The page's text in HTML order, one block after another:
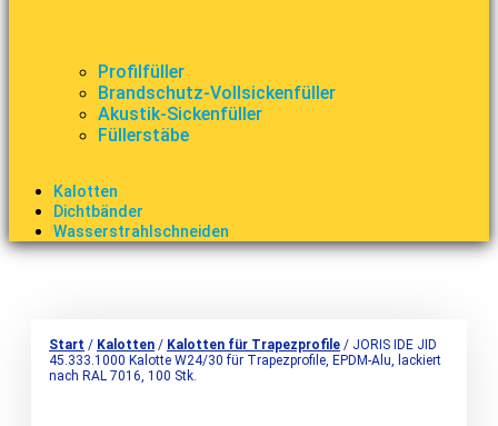
Profilfüller
Brandschutz-Vollsickenfüller
Akustik-Sickenfüller
Füllerstäbe
Kalotten
Dichtbänder
Wasserstrahlschneiden
Start / Kalotten / Kalotten für Trapezprofile / JORIS IDE JID
45.333.1000 Kalotte W24/30 für Trapezprofile, EPDM-Alu, lackiert
nach RAL 7016, 100 Stk.